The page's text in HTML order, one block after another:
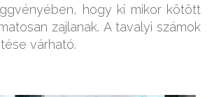
hogy ki mikor kötött
zajlanak. A tavalyi számok
várható.